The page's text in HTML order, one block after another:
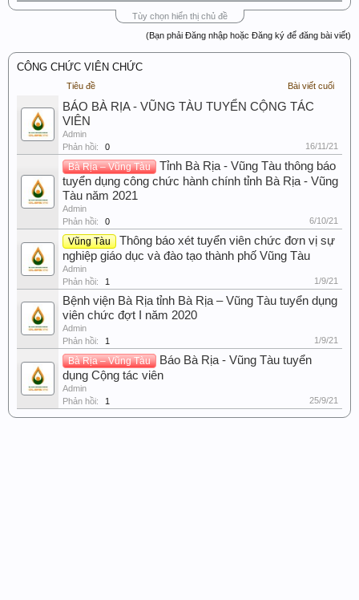
Tùy chọn hiển thị chủ đề
(Bạn phải Đăng nhập hoặc Đăng ký để đăng bài viết)
CÔNG CHỨC VIÊN CHỨC
Tiêu đề Bài viết cuối
BÁO BÀ RỊA - VŨNG TÀU TUYỂN CỘNG TÁC
VIÊN
Admin
Phản hồi:
0 16/11/21
Bà Rịa – Vũng Tàu
Tỉnh Bà Rịa - Vũng Tàu thông báo
tuyển dụng công chức hành chính tỉnh Bà Rịa - Vũng
Tàu năm 2021
Admin
Phản hồi:
0 6/10/21
Vũng Tàu
Thông báo xét tuyển viên chức đơn vị sự
nghiệp giáo dục và đào tạo thành phố Vũng Tàu
Admin
Phản hồi:
1 1/9/21
Bệnh viện Bà Rịa tỉnh Bà Rịa – Vũng Tàu tuyển dụng
viên chức đợt I năm 2020
Admin
Phản hồi:
1 1/9/21
Bà Rịa – Vũng Tàu
Báo Bà Rịa - Vũng Tàu tuyển
dụng Cộng tác viên
Admin
Phản hồi:
1 25/9/21